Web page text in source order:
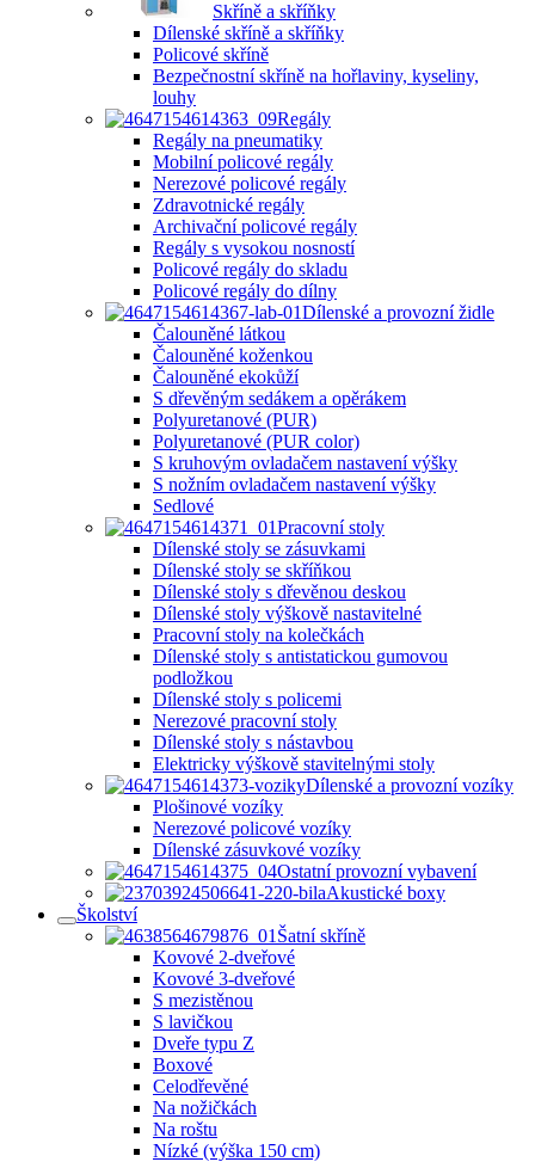
Skříně a skříňky
Dílenské skříně a skříňky
Policové skříně
Bezpečnostní skříně na hořlaviny, kyseliny,
louhy
Regály
Regály na pneumatiky
Mobilní policové regály
Nerezové policové regály
Zdravotnické regály
Archivační policové regály
Regály s vysokou nosností
Policové regály do skladu
Policové regály do dílny
Dílenské a provozní židle
Čalouněné látkou
Čalouněné koženkou
Čalouněné ekokůží
S dřevěným sedákem a opěrákem
Polyuretanové (PUR)
Polyuretanové (PUR color)
S kruhovým ovladačem nastavení výšky
S nožním ovladačem nastavení výšky
Sedlové
Pracovní stoly
Dílenské stoly se zásuvkami
Dílenské stoly se skříňkou
Dílenské stoly s dřevěnou deskou
Dílenské stoly výškově nastavitelné
Pracovní stoly na kolečkách
Dílenské stoly s antistatickou gumovou
podložkou
Dílenské stoly s policemi
Nerezové pracovní stoly
Dílenské stoly s nástavbou
Elektricky výškově stavitelnými stoly
Dílenské a provozní vozíky
Plošinové vozíky
Nerezové policové vozíky
Dílenské zásuvkové vozíky
Ostatní provozní vybavení
Akustické boxy
Školství
Šatní skříně
Kovové 2-dveřové
Kovové 3-dveřové
S mezistěnou
S lavičkou
Dveře typu Z
Boxové
Celodřevěné
Na nožičkách
Na roštu
Nízké (výška 150 cm)